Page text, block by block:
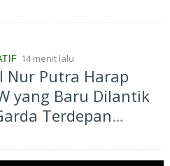
14 menit lalu
Nur Putra Harap
yang Baru Dilantik
Terdepan